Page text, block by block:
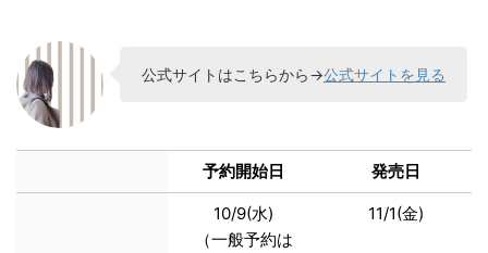
公式サイトはこちらから→公式サイトを見る
予約開始日 発売日
10/9(水)
（一般予約は
11/1(金)